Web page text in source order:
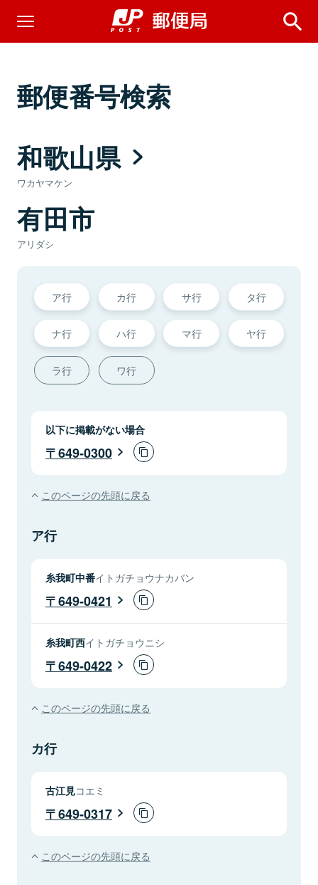
郵便番号検索
和歌山県
ワカヤマケン
有田市
アリダシ
ア行 カ行 サ行 タ行
ナ行 ハ行 マ行 ヤ行
ラ行 ワ行
以下に掲載がない場合
649-0300
このページの先頭に戻る
ア行
糸我町中番イトガチョウナカバン
649-0421
糸我町西イトガチョウニシ
649-0422
このページの先頭に戻る
カ行
古江見コエミ
649-0317
このページの先頭に戻る